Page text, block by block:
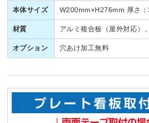
本体サイズ W200mm×H276mm 厚さ
材質 アルミ複合板（屋外対応）
オプション 穴あけ加工無料